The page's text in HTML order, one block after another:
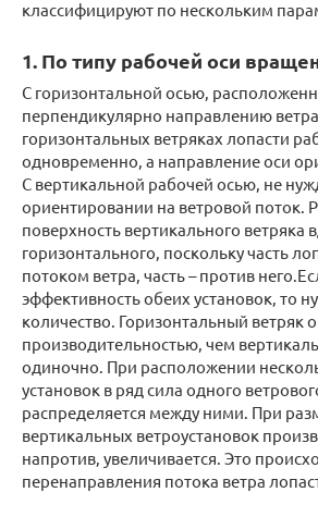
классифицируют по нескольким
1. По типу рабочей оси
С горизонтальной осью,
перпендикулярно направлению
горизонтальных ветряках лопасти
одновременно, а направление оси
С вертикальной рабочей осью, не
ориентировании на ветровой поток.
поверхность вертикального ветряка
горизонтального, поскольку часть
потоком ветра, часть – против
эффективность обеих установок, то
количество. Горизонтальный ветряк
производительностью, чем
одиночно. При расположении
установок в ряд сила одного
распределяется между ними. При
вертикальных ветроустановок
напротив, увеличивается. Это
перенаправления потока ветра